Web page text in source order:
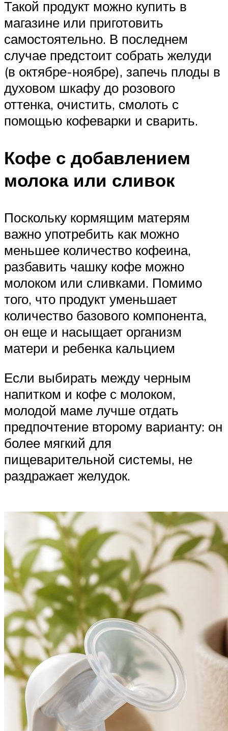
Такой продукт можно купить в
магазине или приготовить
самостоятельно. В последнем
случае предстоит собрать желуди
(в октябре-ноябре), запечь плоды в
духовом шкафу до розового
оттенка, очистить, смолоть с
помощью кофеварки и сварить.
Кофе с добавлением
молока или сливок
Поскольку кормящим матерям
важно употребить как можно
меньшее количество кофеина,
разбавить чашку кофе можно
молоком или сливками. Помимо
того, что продукт уменьшает
количество базового компонента,
он еще и насыщает организм
матери и ребенка кальцием
Если выбирать между черным
напитком и кофе с молоком,
молодой маме лучше отдать
предпочтение второму варианту: он
более мягкий для
пищеварительной системы, не
раздражает желудок.